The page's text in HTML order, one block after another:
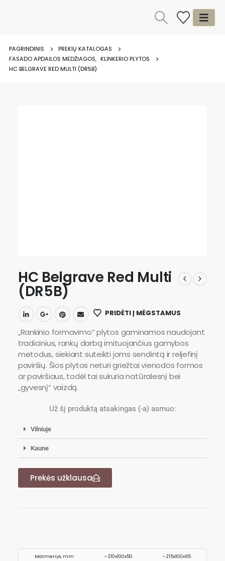
PAGRINDINIS
PREKIŲ KATALOGAS
FASADO APDAILOS MEDŽIAGOS, KLINKERIO PLYTOS
HC BELGRAVE RED MULTI (DR5B)
HC Belgrave Red Multi
(DR5B)
PRIDĖTI Į MĖGSTAMUS
„Rankinio formavimo“ plytos gaminamos naudojant
tradicinius, rankų darbą imituojančius gamybos
metodus, siekiant suteikti joms sendintą ir reljefinį
paviršių. Šios plytos neturi griežtai vienodos formos
ar paviršiaus, todėl tai sukuria natūralesnį bei
„gyvesnį“ vaizdą.
Už šį produktą atsakingas (-a) asmuo:
Vilniuje
Kaune
Prekės užklausa
Matmenys, mm ~ 210x100x50 ~ 215x100x65